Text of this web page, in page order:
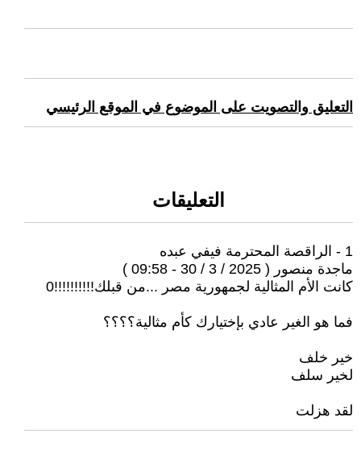
التعليق والتصويت على الموضوع في الموقع الرئيسي
التعليقات
1 - الراقصة المحترمة فيفي عبده
ماجدة منصور ( 2025 / 3 / 30 - 09:58 )
كانت الأم المثالية لجمهورية مصر ...من قبلك!!!!!!!!!!0
فما هو الغير عادي بإختيارك كأم مثالية؟؟؟؟
خير خلف
لخير سلف
لقد هزلت